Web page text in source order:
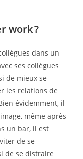
work ?
dans un
ses collègues
de mieux se
les relations de
évidemment, il
même après
un bar, il est
de se
de se distraire